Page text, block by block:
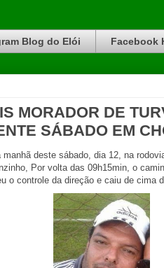
Blog do Elói Facebook
MORADOR DE
SÁBADO EM
deste sábado, dia 12, na
Por volta das 09h15min, o
o controle da direção e caiu de cima